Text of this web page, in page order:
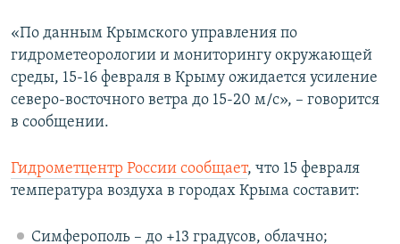
ПРОПАВШИЕ БЕЗ ВЕСТИ
ПОБЕДИТЕЛЕЙ НЕ СУДЯТ?
КРЫМ.НЕПОКОРЕННЫЙ
УКРАИНСКАЯ ПРОБЛЕМА КРЫМА
Qırımtatar
ПРИСОЕДИНЯЙТЕСЬ!
Все сайты RFE/RL
«По данным Крымского управления по
гидрометеорологии и мониторингу окружающей
среды, 15-16 февраля в Крыму ожидается усиление
северо-восточного ветра до 15-20 м/с», – говорится
в сообщении.
Гидрометцентр России сообщает, что 15 февраля
температура воздуха в городах Крыма составит:
Симферополь – до +13 градусов, облачно;